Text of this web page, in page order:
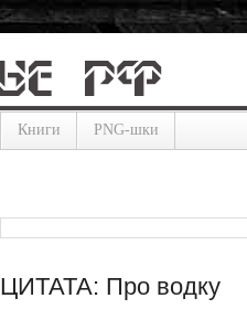
Книги PNG-шки
ЦИТАТА: Про водку